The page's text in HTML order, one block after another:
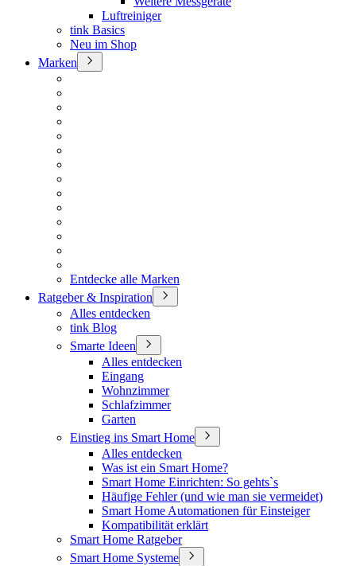
Luftreiniger
tink Basics
Neu im Shop
Marken
Entdecke alle Marken
Ratgeber & Inspiration
Alles entdecken
tink Blog
Smarte Ideen
Alles entdecken
Eingang
Wohnzimmer
Schlafzimmer
Garten
Einstieg ins Smart Home
Alles entdecken
Was ist ein Smart Home?
Smart Home Einrichten: So gehts`s
Häufige Fehler (und wie man sie vermeidet)
Smart Home Automationen für Einsteiger
Kompatibilität erklärt
Smart Home Ratgeber
Smart Home Systeme